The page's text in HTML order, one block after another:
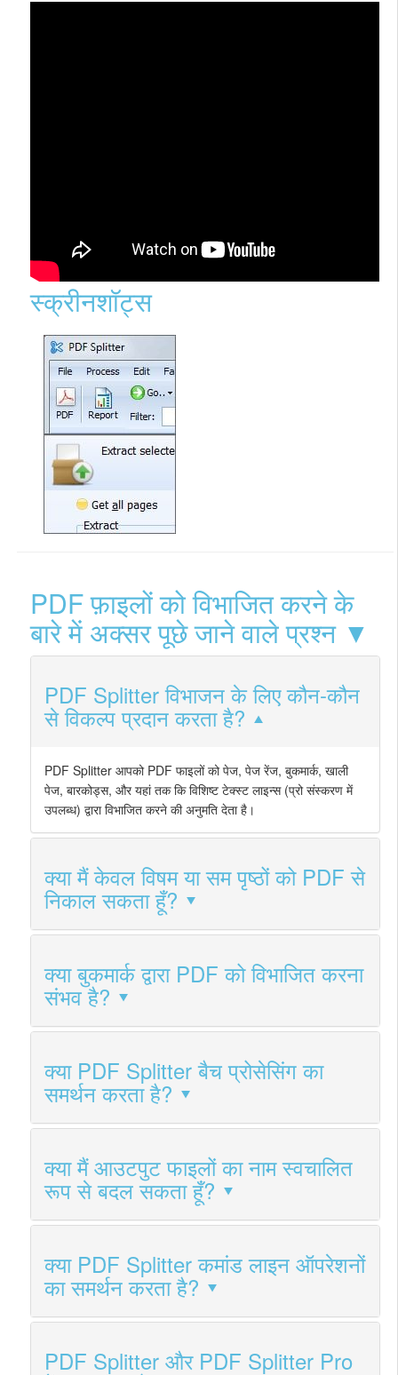
स्क्रीनशॉट्स
PDF फ़ाइलों को विभाजित करने के
बारे में अक्सर पूछे जाने वाले प्रश्न ▼
PDF Splitter विभाजन के लिए कौन-कौन
से विकल्प प्रदान करता है?
PDF Splitter आपको PDF फाइलों को पेज, पेज रेंज, बुकमार्क, खाली
पेज, बारकोड्स, और यहां तक कि विशिष्ट टेक्स्ट लाइन्स (प्रो संस्करण में
उपलब्ध) द्वारा विभाजित करने की अनुमति देता है।
क्या मैं केवल विषम या सम पृष्ठों को PDF से
निकाल सकता हूँ?
क्या बुकमार्क द्वारा PDF को विभाजित करना
संभव है?
क्या PDF Splitter बैच प्रोसेसिंग का
समर्थन करता है?
क्या मैं आउटपुट फाइलों का नाम स्वचालित
रूप से बदल सकता हूँ?
क्या PDF Splitter कमांड लाइन ऑपरेशनों
का समर्थन करता है?
PDF Splitter और PDF Splitter Pro